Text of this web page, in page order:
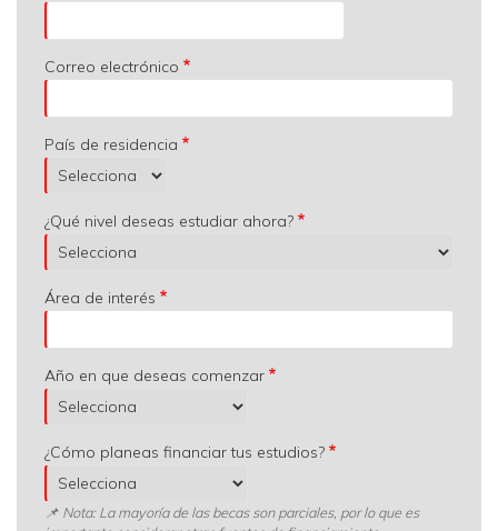
Correo electrónico
País de residencia
¿Qué nivel deseas estudiar ahora?
Área de interés
Año en que deseas comenzar
¿Cómo planeas financiar tus estudios?
📌 Nota: La mayoría de las becas son parciales, por lo que es